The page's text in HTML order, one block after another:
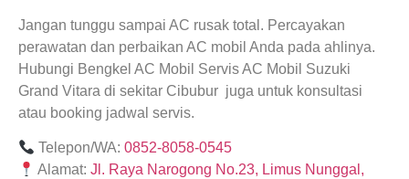
Jangan tunggu sampai AC rusak total. Percayakan
perawatan dan perbaikan AC mobil Anda pada ahlinya.
Hubungi Bengkel AC Mobil Servis AC Mobil Suzuki
Grand Vitara di sekitar Cibubur juga untuk konsultasi
atau booking jadwal servis.
Telepon/WA:0852-8058-0545
Alamat:Jl. Raya Narogong No.23, Limus Nunggal,